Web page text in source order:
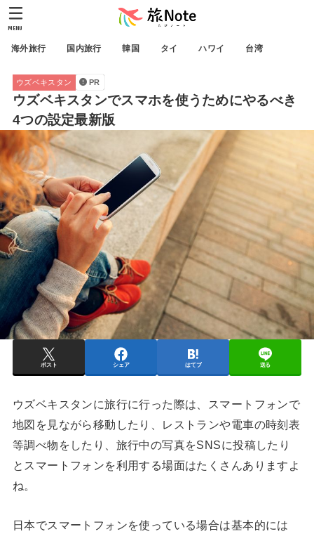
海外旅行 国内旅行 韓国 タイ ハワイ 台湾
MENU
ウズベキスタン PR
ウズベキスタンでスマホを使うためにやるべき
4つの設定最新版
ポスト シェア はてブ 送る
ウズベキスタンに旅行に行った際は、スマートフォンで
地図を見ながら移動したり、レストランや電車の時刻表
等調べ物をしたり、旅行中の写真をSNSに投稿したり
とスマートフォンを利用する場面はたくさんありますよ
ね。
日本でスマートフォンを使っている場合は基本的には